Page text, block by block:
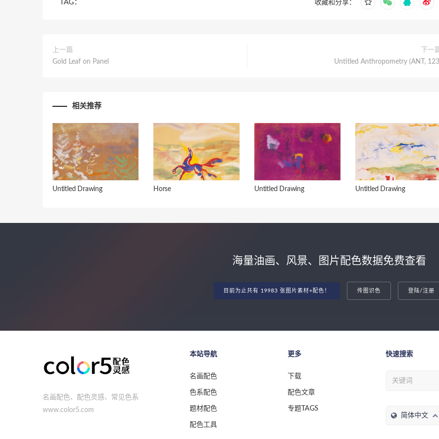
TAG： 收藏和分享：
上一篇
Gold Leaf on Panel
下一
Untitled Anthropometry (ANT,
相关推荐
Untitled Drawing Horse Untitled Drawing Untitled Drawing
海量油画、风景、图片配色数据免费查看
目前为止共有 19983 张图片素材+配色！ 传图识色 登陆/注册
名画配色、配色灵感、常见色系
www.color5.com
本站导航
名画配色
色系配色
题材配色
配色工具
更多
下载
配色文章
专题TAGS
快速搜索
简体中文